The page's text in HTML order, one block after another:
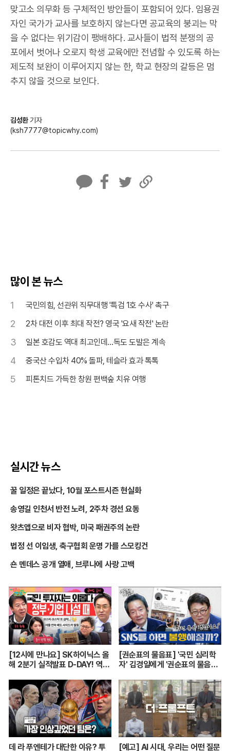
맞고소 의무화 등 구체적인 방안들이 포함되어 있다. 임용권
자인 국가가 교사를 보호하지 않는다면 공교육의 붕괴는 막
을 수 없다는 위기감이 팽배하다. 교사들이 법적 분쟁의 공
포에서 벗어나 오로지 학생 교육에만 전념할 수 있도록 하는
제도적 보완이 이루어지지 않는 한, 학교 현장의 갈등은 멈
추지 않을 것으로 보인다.
김성환기자
(ksh7777@topicwhy.com)
많이 본 뉴스
1 국민의힘, 선관위 직무대행 '특검 1호 수사' 촉구
2 2차 대전 이후 최대 작전? 영국 '요새 작전' 논란
3 일본 호감도 역대 최고인데…독도 도발은 계속
4 중국산 수입차 40% 돌파, 테슬라 효과 톡톡
5 피톤치드 가득한 창원 편백숲 치유 여행
실시간 뉴스
꿀 일정은 끝났다, 10월 포스트시즌 현실화
송영길 인천서 반전 노려, 2주차 경선 요동
왓츠앱으로 비자 협박, 미국 패권주의 논란
법정 선 이임생, 축구협회 운명 가를 스모킹건
숀 멘데스 공개 열애, 브루나에 사랑 고백
[12시에 만나요] SK하이닉스 올
해 2분기 실적발표 D-DAY! 역대
일 아주대 심리학과 교수ㅣ2026
년 7월 29일 수요일
[권순표의 물음표] '국민 심리학
자' 김경일에게 '권순표의 물음
데 라 푸엔테가 대단한 이유? 투
[예고] AI 시대, 우리는 어떤 질문